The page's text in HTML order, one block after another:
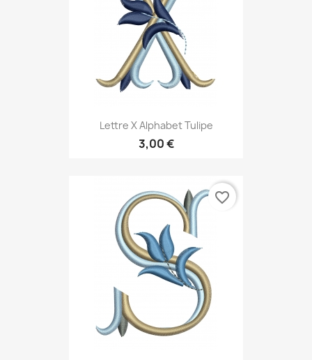
Lettre X Alphabet Tulipe
3,00 €
favorite_border